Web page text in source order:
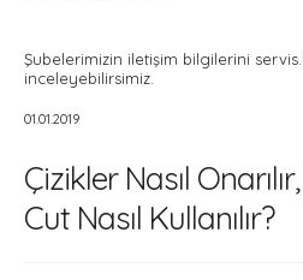
Şubelerimizin iletişim bilgilerini
inceleyebilirsimiz.
01.01.2019
Çizikler Nasıl
Cut Nasıl Kullanılır?